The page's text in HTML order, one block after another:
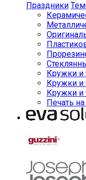
Праздники
Кружки и
Кружки и
Кружки и
Печать